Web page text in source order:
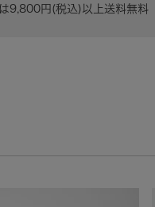
9,800円(税込)以上送料無料